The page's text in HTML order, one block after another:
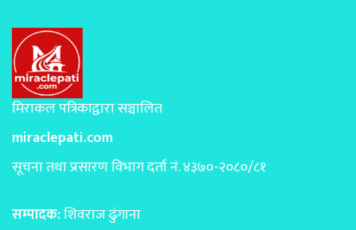
मिराकल पत्रिकाद्वारा सञ्चालित
miraclepati.com
सूचना तथा प्रसारण विभाग दर्ता नं. ४३७०-२०८०/८१
सम्पादक:शिवराज ढुंगाना